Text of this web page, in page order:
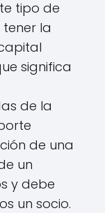
tipo de
la
significa
de la
de una
un
y debe
un socio.